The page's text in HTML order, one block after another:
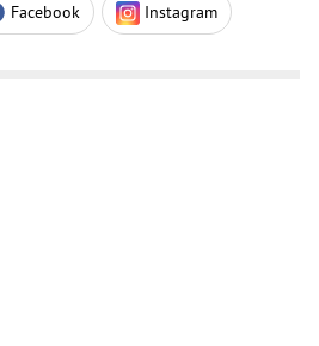
Facebook Instagram